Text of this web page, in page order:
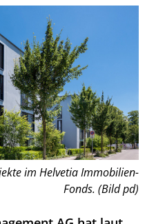
im Helvetia Immobilien-
Fonds. (Bild pd)